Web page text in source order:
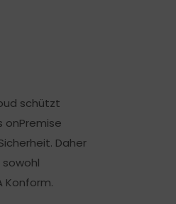
schützt
onPremise
Daher
Konform.